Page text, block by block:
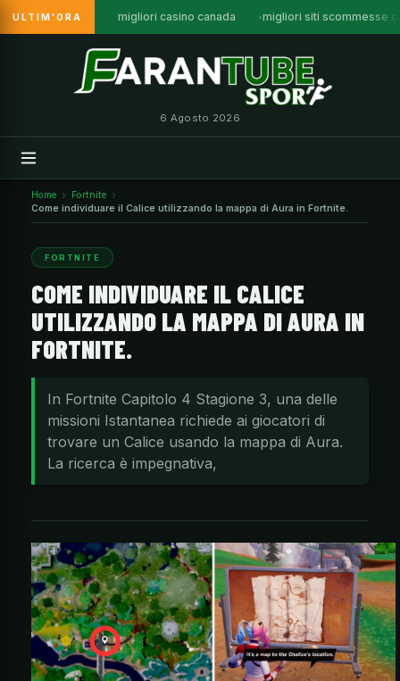
ULTIM'ORA migliori casino canada migliori siti scommesse
6 Agosto 2026
Home
Fortnite
Come individuare il Calice utilizzando la mappa di Aura in Fortnite.
FORTNITE
COME INDIVIDUARE IL CALICE
UTILIZZANDO LA MAPPA DI AURA IN
FORTNITE.
In Fortnite Capitolo 4 Stagione 3, una delle
missioni Istantanea richiede ai giocatori di
trovare un Calice usando la mappa di Aura.
La ricerca è impegnativa,